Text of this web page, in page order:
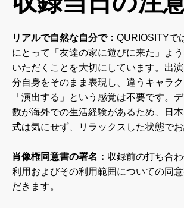
リアルで自然な自分で： QURIOSITYで
にとって「友達の家に遊びに来た」よ
いただくことを大切にしています。出
分自身をそのまま表現し、違うキャラ
「演出する」という感覚は不要です。
数が海外での生活経験があるため、日
式は気にせず、リラックスした状態でお
肖像権同意書の署名： 収録前の打ち合
利用およびその利用範囲についての同
だきます。